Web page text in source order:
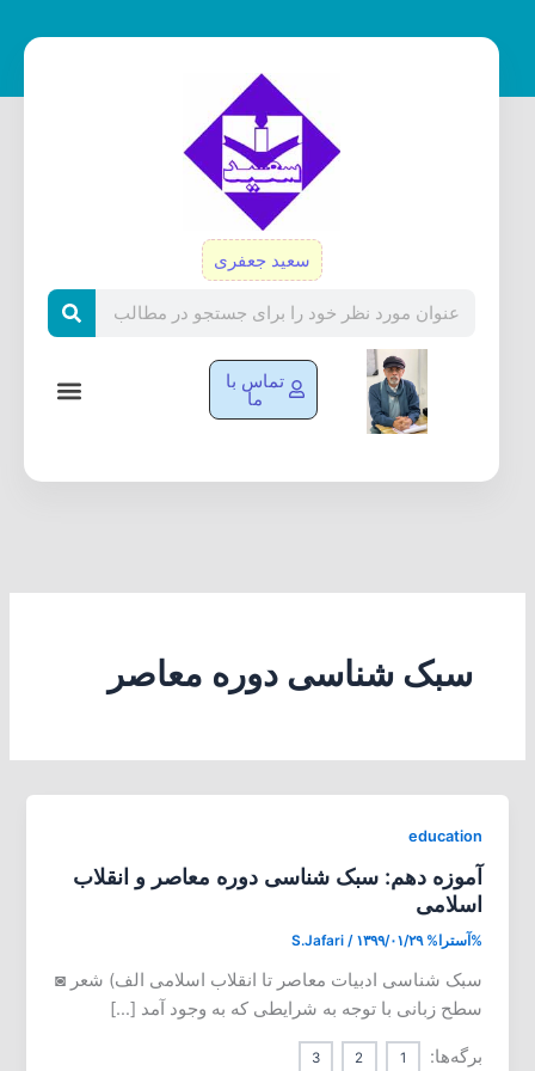
سعید جعفری
تماس با
ما
سبک شناسی دوره معاصر
education
آموزه دهم: سبک شناسی دوره معاصر و انقلاب
اسلامی
%آسترا% S.Jafari / ۱۳۹۹/۰۱/۲۹
سبک شناسی ادبیات معاصر تا انقلاب اسلامی الف) شعر ◙
سطح زبانی با توجه به شرایطی که به وجود آمد […]
برگه‌ها: 1
2
3